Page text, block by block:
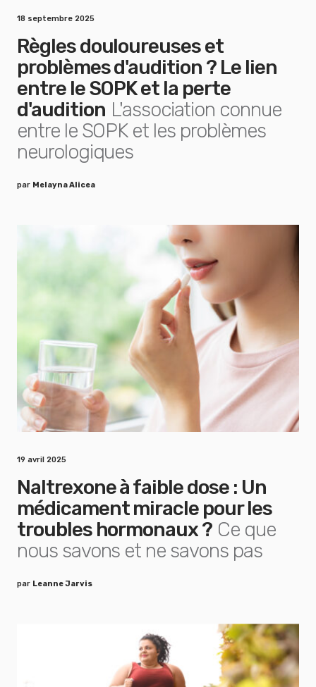
18 septembre 2025
Règles douloureuses et
problèmes d'audition ? Le lien
entre le SOPK et la perte
d'audition L'association connue
entre le SOPK et les problèmes
neurologiques
par Melayna Alicea
19 avril 2025
Naltrexone à faible dose : Un
médicament miracle pour les
troubles hormonaux ? Ce que
nous savons et ne savons pas
par Leanne Jarvis